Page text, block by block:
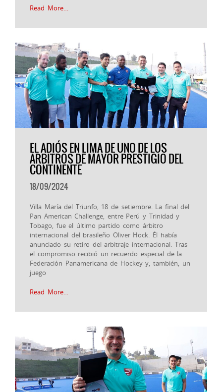
Read More…
EL ADIÓS EN LIMA DE UNO DE LOS
ARBITROS DE MAYOR PRESTIGIO DEL
CONTINENTE
18/09/2024
Villa María del Triunfo, 18 de setiembre. La final del
Pan American Challenge, entre Perú y Trinidad y
Tobago, fue el último partido como árbitro
internacional del brasileño Oliver Hock. Él había
anunciado su retiro del arbitraje internacional. Tras
el compromiso recibió un recuerdo especial de la
Federación Panamericana de Hockey y, también, un
juego
Read More…